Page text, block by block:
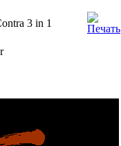
3 in 1